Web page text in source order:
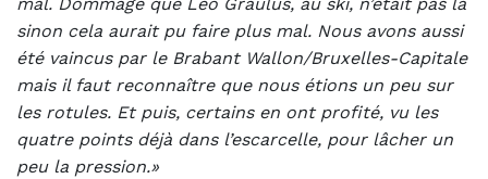
sinon cela aurait pu faire plus mal. Nous avons aussi
été vaincus par le Brabant Wallon/Bruxelles-Capitale
mais il faut reconnaître que nous étions un peu sur
les rotules. Et puis, certains en ont profité, vu les
quatre points déjà dans l’escarcelle, pour lâcher un
peu la pression.»